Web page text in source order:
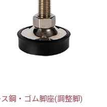
鋼・ゴム脚座(調整脚)